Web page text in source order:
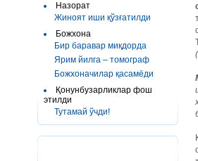
Назорат
Жиноят иши қўзғатилди
Божхона
Бир баравар миқдорда
Ярим йилга – томограф
Божхоначилар қасамёди
Қонунбузарликлар фош
этилди
Тутамай ўчди!